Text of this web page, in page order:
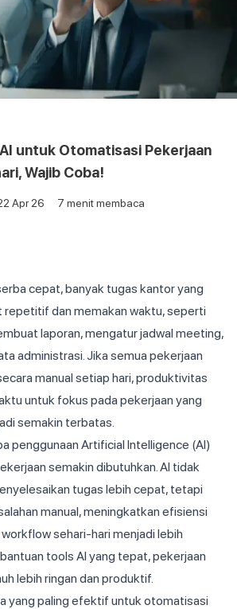
untuk Otomatisasi Pekerjaan
Wajib Coba!
Apr 26 7 menit membaca
cepat, banyak tugas kantor yang
dan memakan waktu, seperti
laporan, mengatur jadwal meeting,
administrasi. Jika semua pekerjaan
manual setiap hari, produktivitas
untuk fokus pada pekerjaan yang
semakin terbatas.
penggunaan Artificial Intelligence (AI)
semakin dibutuhkan. AI tidak
tugas lebih cepat, tetapi
manual, meningkatkan efisiensi
sehari-hari menjadi lebih
tools AI yang tepat, pekerjaan
lebih ringan dan produktif.
yang paling efektif untuk otomatisasi